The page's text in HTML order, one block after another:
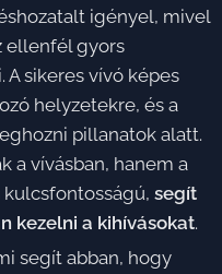
igényel, mivel
ellenfél gyors
A sikeres vívó képes
helyzetekre, és a
pillanatok alatt.
a vívásban, hanem a
segít
kezelni a kihívásokat.
segít abban, hogy